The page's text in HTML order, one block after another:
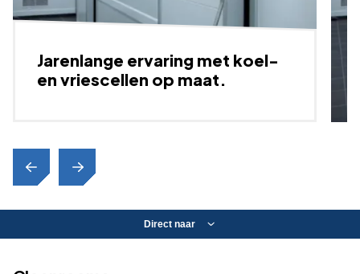
Jarenlange ervaring met koel-
en vriescellen op maat.
Direct naar